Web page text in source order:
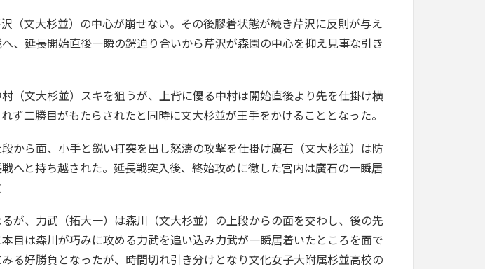
（文大杉並）の中心が崩せない。その後膠着状態が続き芹沢に反則が与え
、延長開始直後一瞬の鍔迫り合いから芹沢が森園の中心を抑え見事な引き
（文大杉並）スキを狙うが、上背に優る中村は開始直後より先を仕掛け横
二勝目がもたらされたと同時に文大杉並が王手をかけることとなった。
から面、小手と鋭い打突を出し怒濤の攻撃を仕掛け廣石（文大杉並）は防
へと持ち越された。延長戦突入後、終始攻めに徹した宮内は廣石の一瞬居
が、力武（拓大一）は森川（文大杉並）の上段からの面を交わし、後の先
目は森川が巧みに攻める力武を追い込み力武が一瞬居着いたところを面で
る好勝負となったが、時間切れ引き分けとなり文化女子大附属杉並高校の